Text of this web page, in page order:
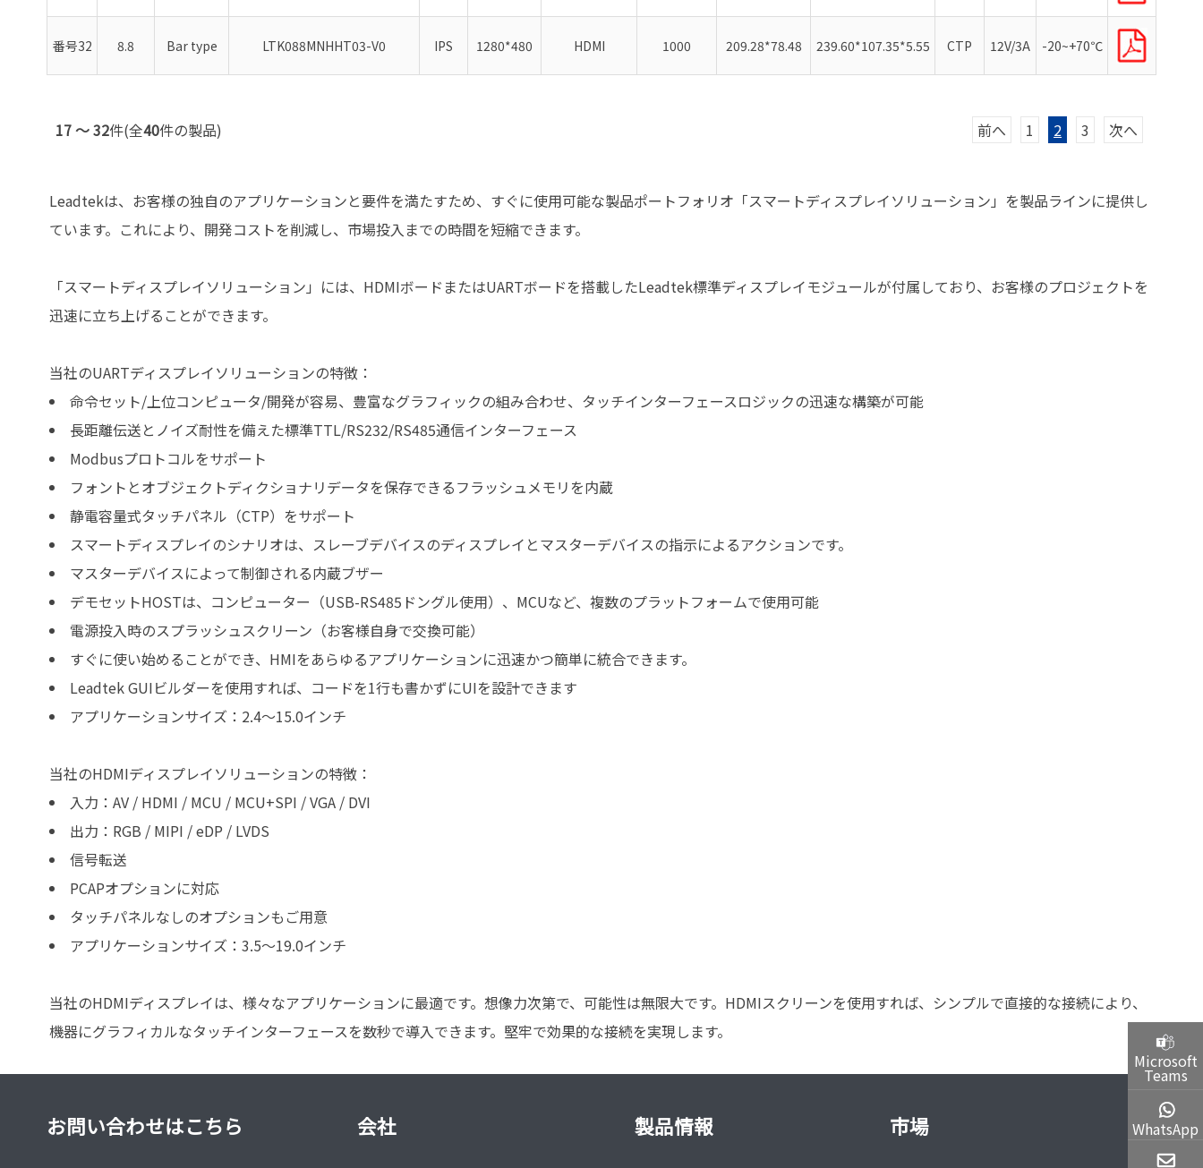
番号32 8.8 Bar type LTK088MNHHT03-V0 IPS 1280*480 HDMI 1000 209.28*78.48 239.60*107.35*5.55 CTP 12V/3A -20~+70℃
17 ～ 32件(全40件の製品) 前へ 1 2 3 次へ
Leadtekは、お客様の独自のアプリケーションと要件を満たすため、すぐに使用可能な製品ポートフォリオ「スマートディスプレイソリューション」を製品ラインに提供し
ています。これにより、開発コストを削減し、市場投入までの時間を短縮できます。
「スマートディスプレイソリューション」には、HDMIボードまたはUARTボードを搭載したLeadtek標準ディスプレイモジュールが付属しており、お客様のプロジェクトを
迅速に立ち上げることができます。
当社のUARTディスプレイソリューションの特徴：
命令セット/上位コンピュータ/開発が容易、豊富なグラフィックの組み合わせ、タッチインターフェースロジックの迅速な構築が可能
長距離伝送とノイズ耐性を備えた標準TTL/RS232/RS485通信インターフェース
Modbusプロトコルをサポート
フォントとオブジェクトディクショナリデータを保存できるフラッシュメモリを内蔵
静電容量式タッチパネル（CTP）をサポート
スマートディスプレイのシナリオは、スレーブデバイスのディスプレイとマスターデバイスの指示によるアクションです。
マスターデバイスによって制御される内蔵ブザー
デモセットHOSTは、コンピューター（USB-RS485ドングル使用）、MCUなど、複数のプラットフォームで使用可能
電源投入時のスプラッシュスクリーン（お客様自身で交換可能）
すぐに使い始めることができ、HMIをあらゆるアプリケーションに迅速かつ簡単に統合できます。
Leadtek GUIビルダーを使用すれば、コードを1行も書かずにUIを設計できます
アプリケーションサイズ：2.4～15.0インチ
当社のHDMIディスプレイソリューションの特徴：
入力：AV / HDMI / MCU / MCU+SPI / VGA / DVI
出力：RGB / MIPI / eDP / LVDS
信号転送
PCAPオプションに対応
タッチパネルなしのオプションもご用意
アプリケーションサイズ：3.5～19.0インチ
当社のHDMIディスプレイは、様々なアプリケーションに最適です。想像力次第で、可能性は無限大です。HDMIスクリーンを使用すれば、シンプルで直接的な接続により、
機器にグラフィカルなタッチインターフェースを数秒で導入できます。堅牢で効果的な接続を実現します。
お問い合わせはこちら 会社 製品情報 市場
Microsoft
Teams
WhatsApp